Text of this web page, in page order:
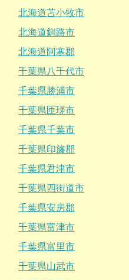
北海道苫小牧市
北海道釧路市
北海道阿寒郡
千葉県八千代市
千葉県勝浦市
千葉県匝瑳市
千葉県千葉市
千葉県印旛郡
千葉県君津市
千葉県四街道市
千葉県安房郡
千葉県富津市
千葉県富里市
千葉県山武市